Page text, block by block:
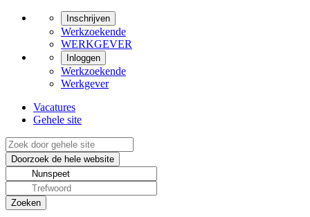
Inschrijven
Werkzoekende
WERKGEVER
Inloggen
Werkzoekende
Werkgever
Vacatures
Gehele site